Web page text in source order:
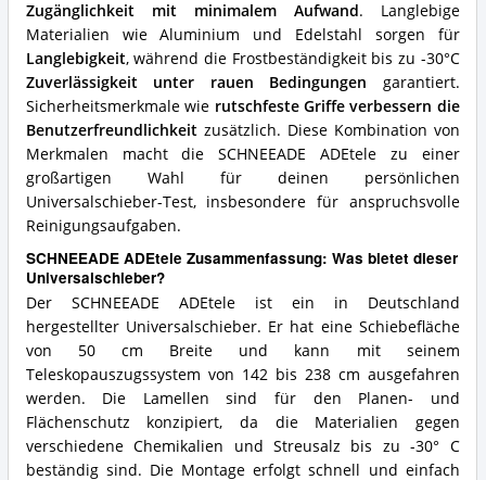
Zugänglichkeit mit minimalem Aufwand. Langlebige
Materialien wie Aluminium und Edelstahl sorgen für
Langlebigkeit, während die Frostbeständigkeit bis zu -30°C
Zuverlässigkeit unter rauen Bedingungen garantiert.
Sicherheitsmerkmale wie rutschfeste Griffe verbessern die
Benutzerfreundlichkeitzusätzlich. Diese Kombination von
Merkmalen macht die SCHNEEADE ADEtele zu einer
großartigen Wahl für deinen persönlichen
Universalschieber-Test, insbesondere für anspruchsvolle
Reinigungsaufgaben.
SCHNEEADE ADEtele Zusammenfassung: Was bietet dieser
Universalschieber?
Der SCHNEEADE ADEtele ist ein in Deutschland
hergestellter Universalschieber. Er hat eine Schiebefläche
von 50 cm Breite und kann mit seinem
Teleskopauszugssystem von 142 bis 238 cm ausgefahren
werden. Die Lamellen sind für den Planen- und
Flächenschutz konzipiert, da die Materialien gegen
verschiedene Chemikalien und Streusalz bis zu -30° C
beständig sind. Die Montage erfolgt schnell und einfach